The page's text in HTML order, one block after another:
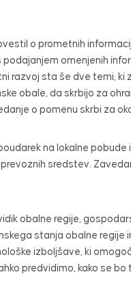
o prometnih
omenjenih
razvoj sta še dve temi,
obale, da skrbijo za
o pomenu skrbi za
na lokalne
sredstev.
obalne regije,
stanja obalne
izboljšave, ki
predvidimo, kako se